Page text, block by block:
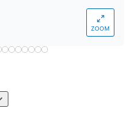
ZOOM
€ 10,60 €*/1m²